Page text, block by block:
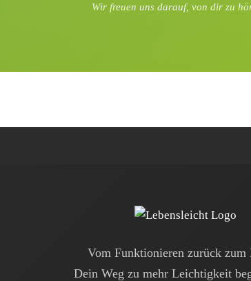
Wir freuen uns darauf, von dir zu
Vom Funktionieren zurück zum
Dein Weg zu mehr Leichtigkeit